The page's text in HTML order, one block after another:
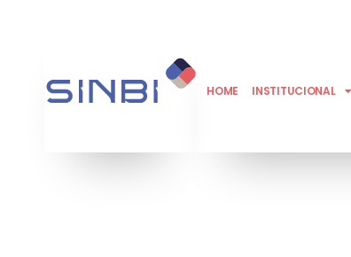
HOME INSTITUCIONAL